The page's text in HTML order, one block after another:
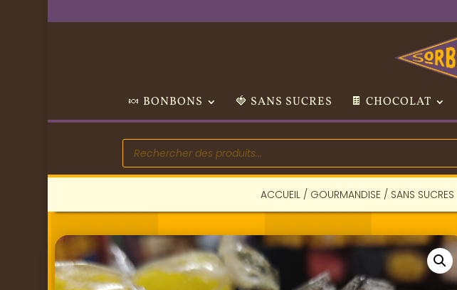
🍬 BONBONS 🍓 SANS SUCRES 🍫 CHOCOLAT
Recherche
de
produits
ACCUEIL/ GOURMANDISE/ SANS SUCRES